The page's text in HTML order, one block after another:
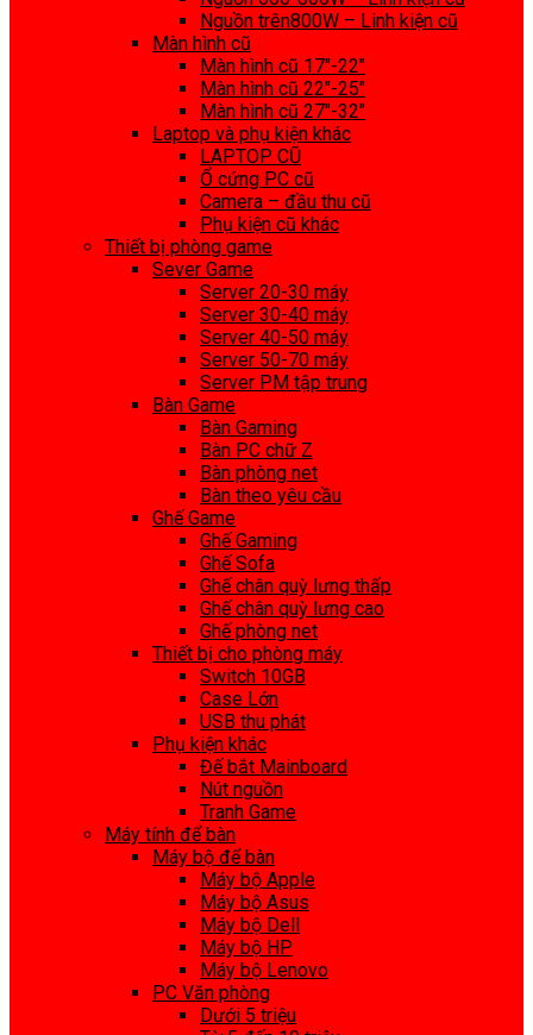
Nguồn trên800W – Linh kiện cũ
Màn hình cũ
Màn hình cũ 17″-22″
Màn hình cũ 22″-25″
Màn hình cũ 27″-32″
Laptop và phụ kiện khác
LAPTOP CŨ
Ổ cứng PC cũ
Camera – đầu thu cũ
Phụ kiện cũ khác
Thiết bị phòng game
Sever Game
Server 20-30 máy
Server 30-40 máy
Server 40-50 máy
Server 50-70 máy
Server PM tập trung
Bàn Game
Bàn Gaming
Bàn PC chữ Z
Bàn phòng net
Bàn theo yêu cầu
Ghế Game
Ghế Gaming
Ghế Sofa
Ghế chân quỳ lưng thấp
Ghế chân quỳ lưng cao
Ghế phòng net
Thiết bị cho phòng máy
Switch 10GB
Case Lớn
USB thu phát
Phụ kiện khác
Đế bắt Mainboard
Nút nguồn
Tranh Game
Máy tính để bàn
Máy bộ để bàn
Máy bộ Apple
Máy bộ Asus
Máy bộ Dell
Máy bộ HP
Máy bộ Lenovo
PC Văn phòng
Dưới 5 triệu